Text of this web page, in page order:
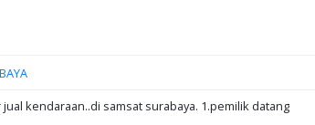
jual kendaraan..di samsat surabaya. 1.pemilik datang